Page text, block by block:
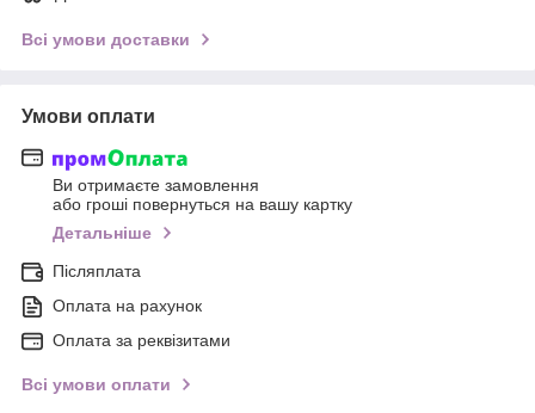
Всі умови доставки
Умови оплати
Ви отримаєте замовлення
або гроші повернуться на вашу картку
Детальніше
Післяплата
Оплата на рахунок
Оплата за реквізитами
Всі умови оплати